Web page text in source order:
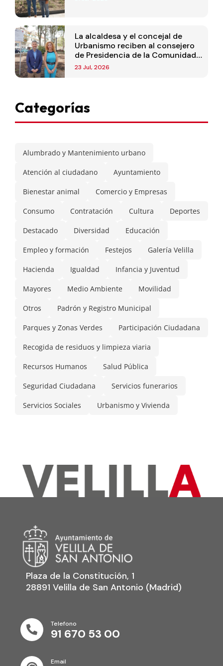
La alcaldesa y el concejal de
Urbanismo reciben al consejero
de Presidencia de la Comunidad
de Madrid
23 Jul, 2026
Categorías
Alumbrado y Mantenimiento urbano
Atención al ciudadano Ayuntamiento
Bienestar animal Comercio y Empresas
Consumo Contratación Cultura Deportes
Destacado Diversidad Educación
Empleo y formación Festejos Galería Velilla
Hacienda Igualdad Infancia y Juventud
Mayores Medio Ambiente Movilidad
Otros Padrón y Registro Municipal
Parques y Zonas Verdes Participación Ciudadana
Recogida de residuos y limpieza viaria
Recursos Humanos Salud Pública
Seguridad Ciudadana Servicios funerarios
Servicios Sociales Urbanismo y Vivienda
Plaza de la Constitución, 1
28891 Velilla de San Antonio (Madrid)

Telefono
91 670 53 00
Email